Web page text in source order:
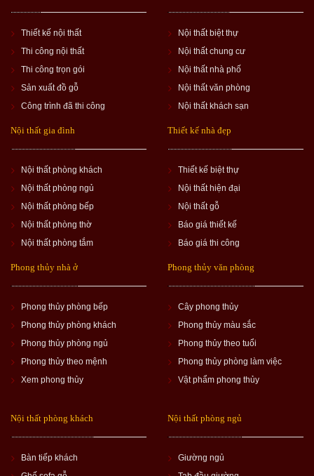
Thiết kế nội thất
Thi công nội thất
Thi công trọn gói
Sản xuất đồ gỗ
Công trình đã thi công
Nội thất biệt thự
Nội thất chung cư
Nội thất nhà phố
Nội thất văn phòng
Nội thất khách sạn
Nội thất gia đình
Nội thất phòng khách
Nội thất phòng ngủ
Nội thất phòng bếp
Nội thất phòng thờ
Nội thất phòng tắm
Thiết kế nhà đẹp
Thiết kế biệt thự
Nội thất hiện đại
Nội thất gỗ
Báo giá thiết kế
Báo giá thi công
Phong thủy nhà ở
Phong thủy phòng bếp
Phong thủy phòng khách
Phong thủy phòng ngủ
Phong thủy theo mệnh
Xem phong thủy
Phong thủy văn phòng
Cây phong thủy
Phong thủy màu sắc
Phong thủy theo tuổi
Phong thủy phòng làm việc
Vật phẩm phong thủy
Nội thất phòng khách
Bàn tiếp khách
Nội thất phòng ngủ
Giường ngủ